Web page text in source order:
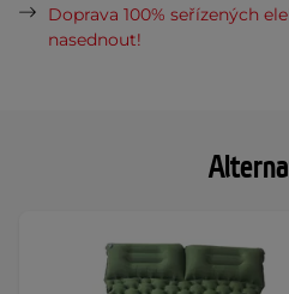
Doprava 100% seřízených
nasednout!